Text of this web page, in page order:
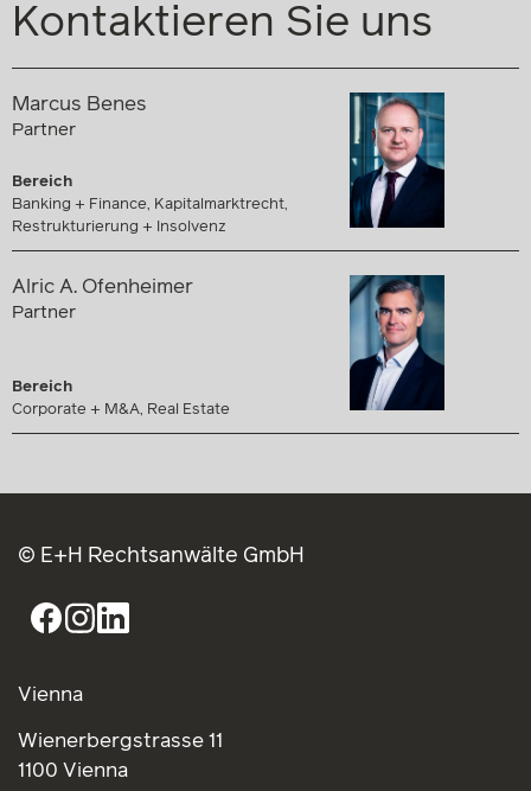
Kontaktieren Sie uns
Marcus Benes
Partner
Bereich
Banking + Finance, Kapitalmarktrecht,
Restrukturierung + Insolvenz
Alric A. Ofenheimer
Partner
Bereich
Corporate + M&A, Real Estate
© E+H Rechtsanwälte GmbH
Vienna
Wienerbergstrasse 11
1100 Vienna